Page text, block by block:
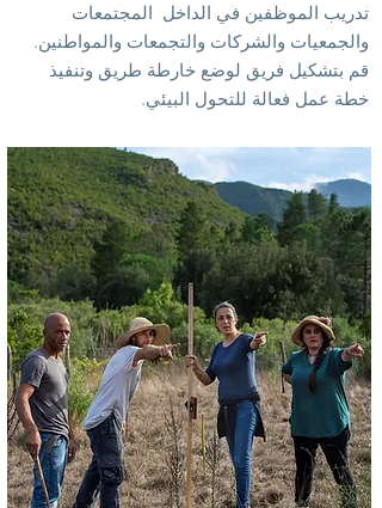
تدريب الموظفين في الداخل المجتمعات
والجمعيات والشركات والتجمعات والمواطنين.
قم بتشكيل فريق لوضع خارطة طريق وتنفيذ
خطة عمل فعالة للتحول البيئي.